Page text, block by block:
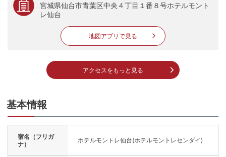
宮城県仙台市青葉区中央４丁目１番８号ホテルモント
レ仙台
地図アプリで見る
アクセスをもっと見る
基本情報
宿名（フリガ
ナ）
ホテルモントレ仙台(ホテルモントレセンダイ)